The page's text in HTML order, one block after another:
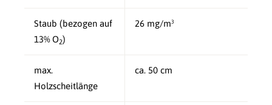
Staub (bezogen auf
13% O2)
26 mg/m³
max.
Holzscheitlänge
ca. 50 cm